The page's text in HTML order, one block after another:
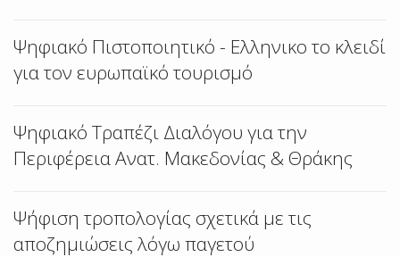
Ψηφιακό Πιστοποιητικό - Ελληνικο το κλειδί
για τον ευρωπαϊκό τουρισμό
Ψηφιακό Τραπέζι Διαλόγου για την
Περιφέρεια Ανατ. Μακεδονίας & Θράκης
Ψήφιση τροπολογίας σχετικά με τις
αποζημιώσεις λόγω παγετού